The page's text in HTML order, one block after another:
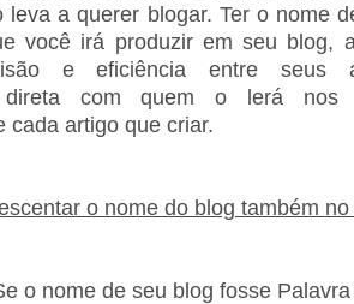
leva a querer blogar. Ter o nome
você irá produzir em seu blog,
e eficiência entre
direta com quem o lerá nos
cada artigo que criar.
o nome do blog também
o nome de seu blog fosse